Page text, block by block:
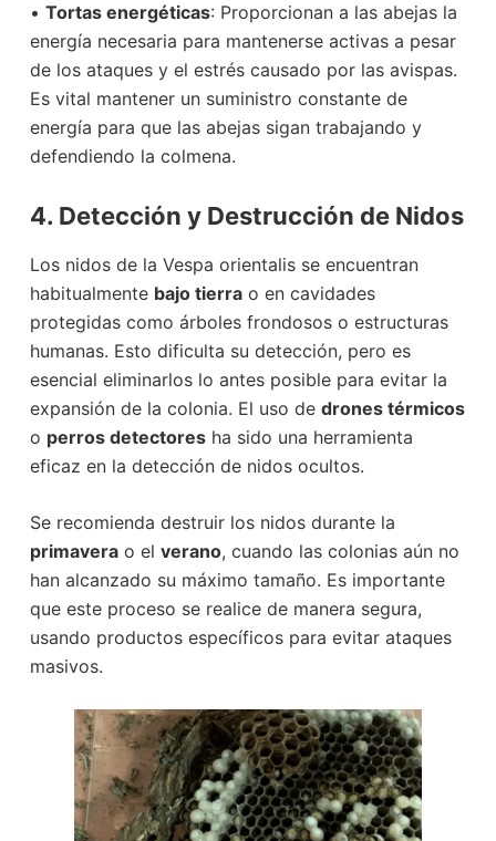
• Tortas energéticas: Proporcionan a las abejas la
energía necesaria para mantenerse activas a pesar
de los ataques y el estrés causado por las avispas.
Es vital mantener un suministro constante de
energía para que las abejas sigan trabajando y
defendiendo la colmena.
4. Detección y Destrucción de Nidos
Los nidos de la Vespa orientalis se encuentran
habitualmente bajo tierrao en cavidades
protegidas como árboles frondosos o estructuras
humanas. Esto dificulta su detección, pero es
esencial eliminarlos lo antes posible para evitar la
expansión de la colonia. El uso de drones térmicos
o perros detectoresha sido una herramienta
eficaz en la detección de nidos ocultos.
Se recomienda destruir los nidos durante la
primaverao el verano, cuando las colonias aún no
han alcanzado su máximo tamaño. Es importante
que este proceso se realice de manera segura,
usando productos específicos para evitar ataques
masivos.